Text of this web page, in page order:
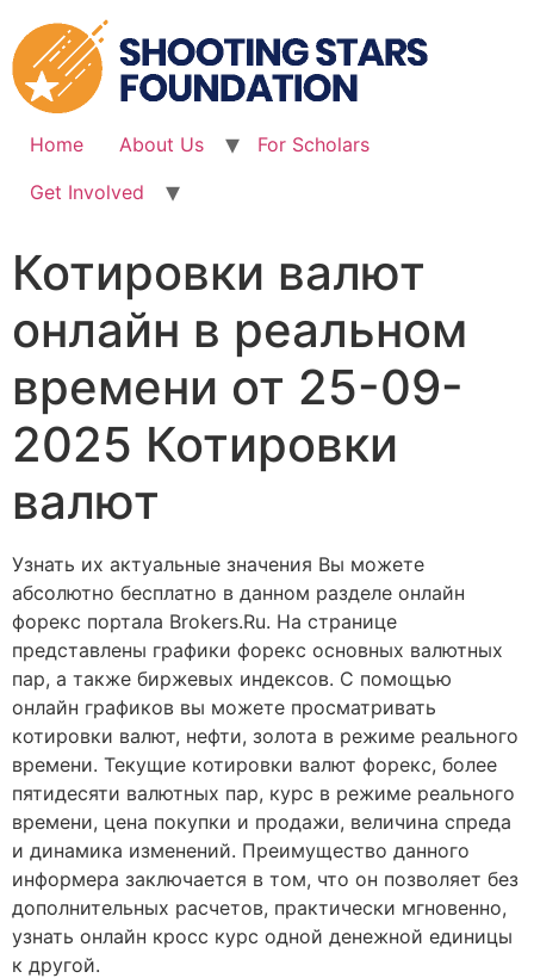
to
content
Home About Us
For Scholars
Get Involved
Котировки валют
онлайн в реальном
времени от 25-09-
2025 Котировки
валют
Узнать их актуальные значения Вы можете
абсолютно бесплатно в данном разделе онлайн
форекс портала Brokers.Ru. На странице
представлены графики форекс основных валютных
пар, а также биржевых индексов. С помощью
онлайн графиков вы можете просматривать
котировки валют, нефти, золота в режиме реального
времени. Текущие котировки валют форекс, более
пятидесяти валютных пар, курс в режиме реального
времени, цена покупки и продажи, величина спреда
и динамика изменений. Преимущество данного
информера заключается в том, что он позволяет без
дополнительных расчетов, практически мгновенно,
узнать онлайн кросс курс одной денежной единицы
к другой.